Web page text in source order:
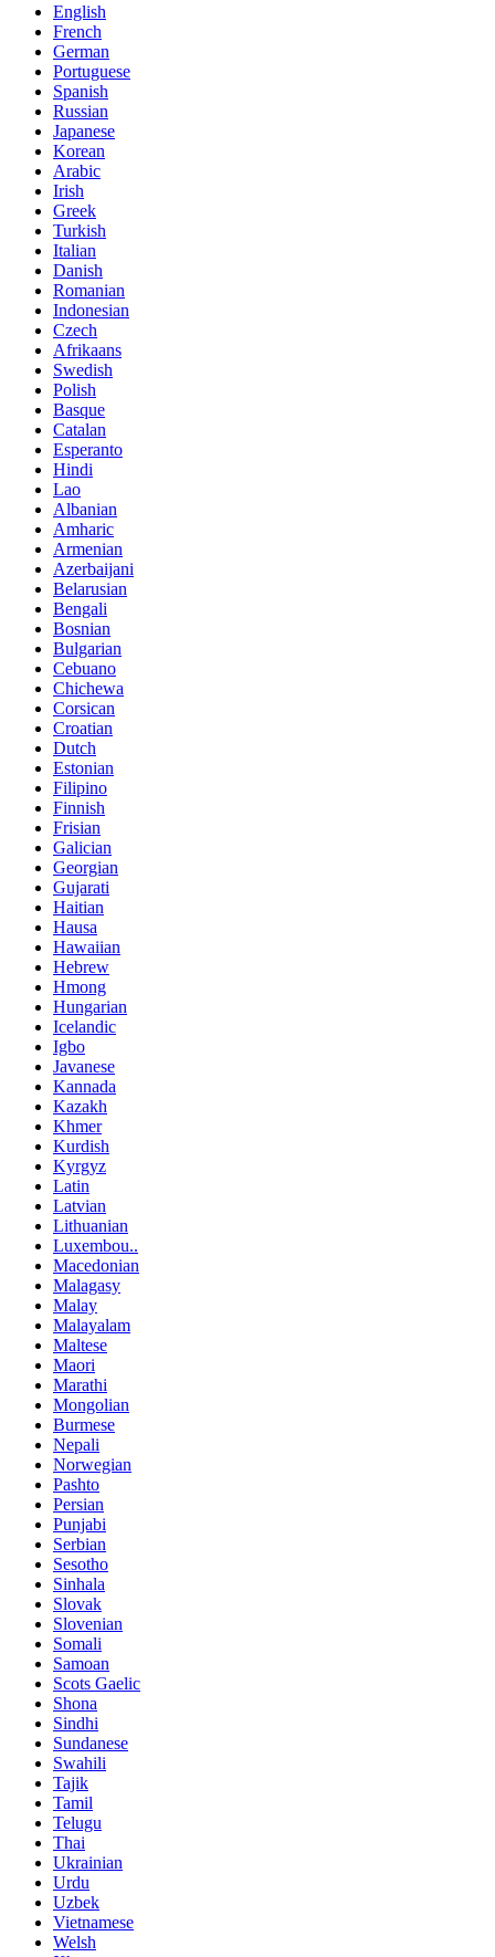
English
French
German
Portuguese
Spanish
Russian
Japanese
Korean
Arabic
Irish
Greek
Turkish
Italian
Danish
Romanian
Indonesian
Czech
Afrikaans
Swedish
Polish
Basque
Catalan
Esperanto
Hindi
Lao
Albanian
Amharic
Armenian
Azerbaijani
Belarusian
Bengali
Bosnian
Bulgarian
Cebuano
Chichewa
Corsican
Croatian
Dutch
Estonian
Filipino
Finnish
Frisian
Galician
Georgian
Gujarati
Haitian
Hausa
Hawaiian
Hebrew
Hmong
Hungarian
Icelandic
Igbo
Javanese
Kannada
Kazakh
Khmer
Kurdish
Kyrgyz
Latin
Latvian
Lithuanian
Luxembou..
Macedonian
Malagasy
Malay
Malayalam
Maltese
Maori
Marathi
Mongolian
Burmese
Nepali
Norwegian
Pashto
Persian
Punjabi
Serbian
Sesotho
Sinhala
Slovak
Slovenian
Somali
Samoan
Scots Gaelic
Shona
Sindhi
Sundanese
Swahili
Tajik
Tamil
Telugu
Thai
Ukrainian
Urdu
Uzbek
Vietnamese
Welsh